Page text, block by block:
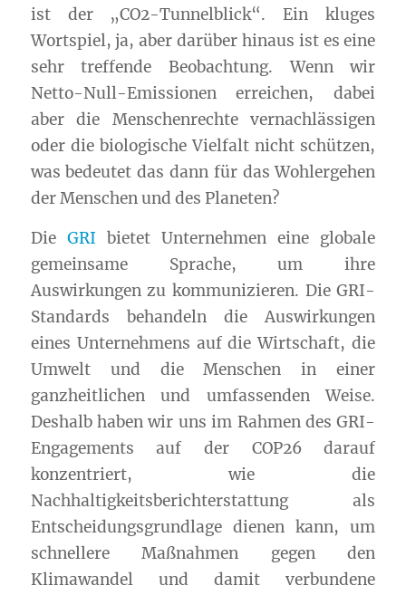
ist der „CO2-Tunnelblick“. Ein kluges
Wortspiel, ja, aber darüber hinaus ist es eine
sehr treffende Beobachtung. Wenn wir
Netto-Null-Emissionen erreichen, dabei
aber die Menschenrechte vernachlässigen
oder die biologische Vielfalt nicht schützen,
was bedeutet das dann für das Wohlergehen
der Menschen und des Planeten?
Die GRI bietet Unternehmen eine globale
gemeinsame Sprache, um ihre
Auswirkungen zu kommunizieren. DieGRI-
Standards behandeln die Auswirkungen
eines Unternehmens auf die Wirtschaft, die
Umwelt und die Menschen in einer
ganzheitlichen und umfassenden Weise.
Deshalb haben wir uns im Rahmen desGRI-
Engagements auf der COP26 darauf
konzentriert, wie die
Nachhaltigkeitsberichterstattung als
Entscheidungsgrundlage dienen kann, um
schnellere Maßnahmen gegen den
Klimawandel und damit verbundene